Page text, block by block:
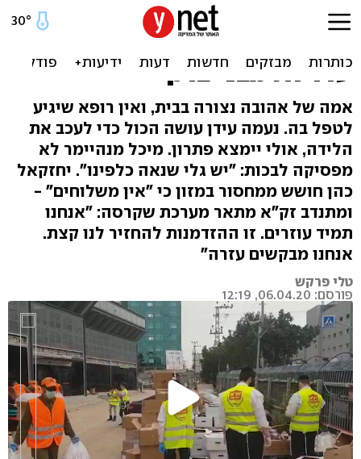
בצפיפות ובלי תרופות: "אנחנו
המעבדה הגדולה בעולם" |
עדויות מבני ברק
אמה של אהובה נצורה בבית, ואין רופא שיגיע
לטפל בה. נעמה עידן עושה הכול כדי לעכב את
הלידה, אולי יימצא פתרון. מיכל מנהיימר לא
מפסיקה לבכות: "יש גלי שנאה כלפינו". יחזקאל
כהן חושש ממחסור במזון כי "אין משלוחים" -
ומתנדב זק"א מתאר מערכת שקרסה: "אנחנו
תמיד עוזרים. זו ההזדמנות להחזיר לנו קצת.
אנחנו מבקשים עזרה"
טלי פרקש
פורסם: 06.04.20, 12:19